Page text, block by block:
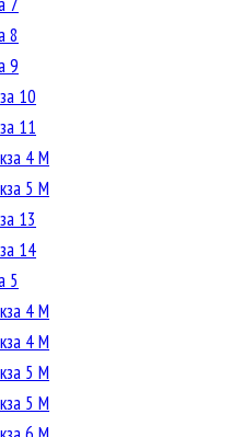
8
9
10
11
4 М
5 М
13
14
5
4 М
4 М
5 М
5 М